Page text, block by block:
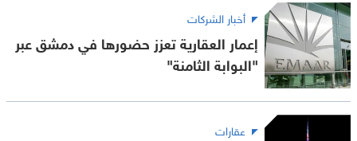
أخبار الشركات
إعمار العقارية تعزز حضورها في دمشق عبر
"البوابة الثامنة"
عقارات